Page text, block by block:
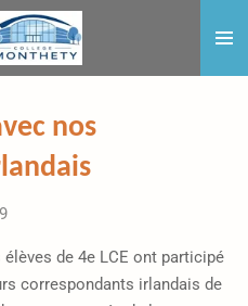
nos
de 4e LCE ont participé
correspondants irlandais de